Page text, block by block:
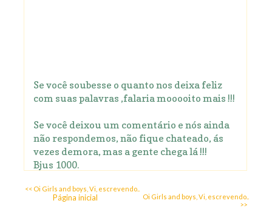
Se você soubesse o quanto nos deixa feliz
com suas palavras ,falaria mooooito mais !!!
Se você deixou um comentário e nós ainda
não respondemos, não fique chateado, ás
vezes demora, mas a gente chega lá !!!
Bjus 1000.
<< Oi Girls and boys, Vi, escrevendo..
Oi Girls and boys, Vi, escrevendo..
>>
Página inicial